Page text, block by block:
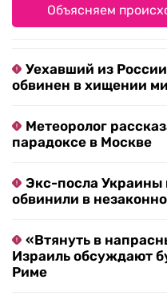
Объясняем
Уехавший из
обвинен в хищении
Метеоролог
парадоксе в Москве
Экс-посла
обвинили в
«Втянуть в
Израиль обсуждают
Риме